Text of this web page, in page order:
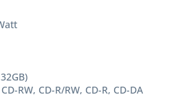
RW, CD-R/RW, CD-R, CD-DA